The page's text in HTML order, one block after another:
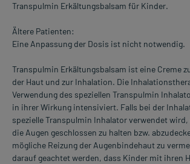
Transpulmin Erkältungsbalsam für Kinder.
Ältere Patienten:
Eine Anpassung der Dosis ist nicht notwendig.
Transpulmin Erkältungsbalsam ist eine Creme
der Haut und zur Inhalation. Die
Verwendung des speziellen Transpulmin
in ihrer Wirkung intensiviert. Falls bei der
spezielle Transpulmin Inhalator verwendet
die Augen geschlossen zu halten bzw.
mögliche Reizung der Augenbindehaut zu
darauf geachtet werden, dass Kinder mit ihren